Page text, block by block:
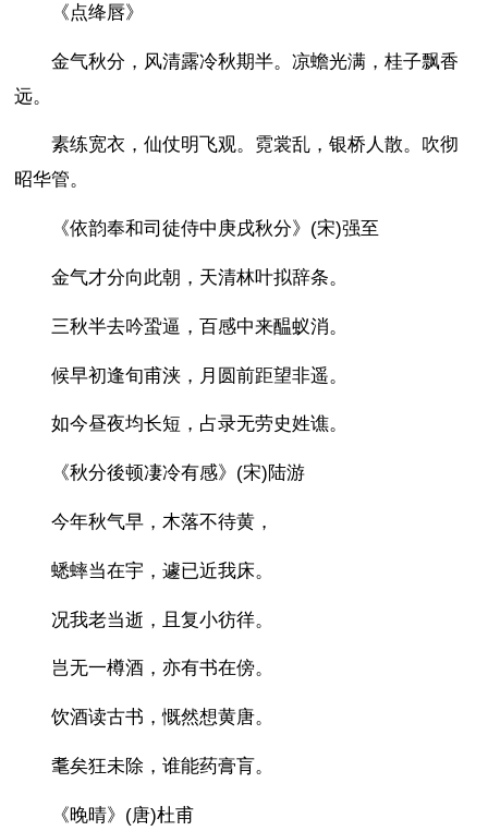
《点绛唇》
金气秋分，风清露冷秋期半。凉蟾光满，桂子飘香
远。
素练宽衣，仙仗明飞观。霓裳乱，银桥人散。吹彻
昭华管。
《依韵奉和司徒侍中庚戌秋分》(宋)强至
金气才分向此朝，天清林叶拟辞条。
三秋半去吟蛩逼，百感中来醖蚁消。
候早初逢旬甫浃，月圆前距望非遥。
如今昼夜均长短，占录无劳史姓谯。
《秋分後顿凄冷有感》(宋)陆游
今年秋气早，木落不待黄，
蟋蟀当在宇，遽已近我床。
况我老当逝，且复小彷徉。
岂无一樽酒，亦有书在傍。
饮酒读古书，慨然想黄唐。
耄矣狂未除，谁能药膏肓。
《晚晴》(唐)杜甫